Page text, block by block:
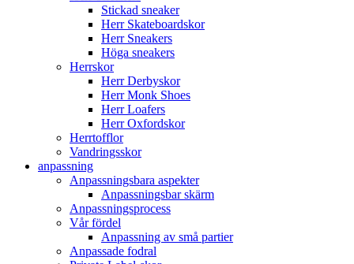
Stickad sneaker
Herr Skateboardskor
Herr Sneakers
Höga sneakers
Herrskor
Herr Derbyskor
Herr Monk Shoes
Herr Loafers
Herr Oxfordskor
Herrtofflor
Vandringsskor
anpassning
Anpassningsbara aspekter
Anpassningsbar skärm
Anpassningsprocess
Vår fördel
Anpassning av små partier
Anpassade fodral